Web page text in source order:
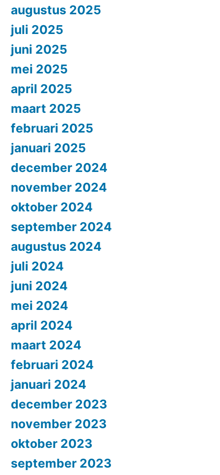
augustus 2025
juli 2025
juni 2025
mei 2025
april 2025
maart 2025
februari 2025
januari 2025
december 2024
november 2024
oktober 2024
september 2024
augustus 2024
juli 2024
juni 2024
mei 2024
april 2024
maart 2024
februari 2024
januari 2024
december 2023
november 2023
oktober 2023
september 2023